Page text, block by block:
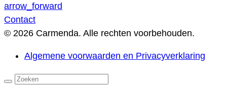
arrow_forward
Contact
© 2026 Carmenda. Alle rechten voorbehouden.
Algemene voorwaarden en Privacyverklaring